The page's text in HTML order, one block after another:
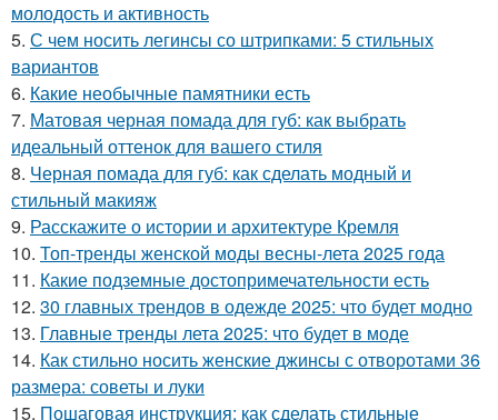
молодость и активность
5. С чем носить легинсы со штрипками: 5 стильных
вариантов
6. Какие необычные памятники есть
7. Матовая черная помада для губ: как выбрать
идеальный оттенок для вашего стиля
8. Черная помада для губ: как сделать модный и
стильный макияж
9. Расскажите о истории и архитектуре Кремля
10. Топ-тренды женской моды весны-лета 2025 года
11. Какие подземные достопримечательности есть
12. 30 главных трендов в одежде 2025: что будет модно
13. Главные тренды лета 2025: что будет в моде
14. Как стильно носить женские джинсы с отворотами 36
размера: советы и луки
15. Пошаговая инструкция: как сделать стильные